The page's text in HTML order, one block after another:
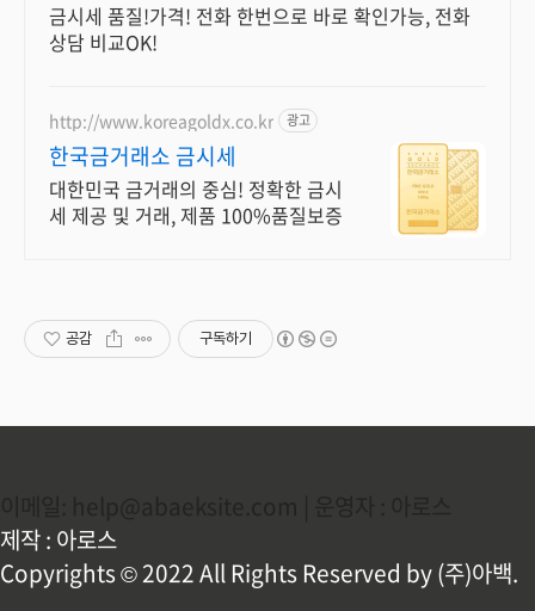
금시세 품질!가격! 전화 한번으로 바로 확인가능, 전화
상담 비교OK!
http://www.koreagoldx.co.kr 광고
한국금거래소 금시세
대한민국 금거래의 중심! 정확한 금시
세 제공 및 거래, 제품 100%품질보증
공감 구독하기
제작 : 아로스
Copyrights © 2022 All Rights Reserved by (주)아백.